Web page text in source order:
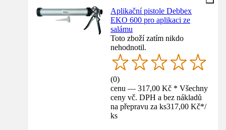
Aplikační pistole Debbex
EKO 600 pro aplikaci ze
salámu
Toto zboží zatím nikdo
nehodnotil.
(0)
cenu — 317,00 Kč * Všechny
ceny vč. DPH a bez nákladů
na přepravu za ks317,00 Kč*/
ks